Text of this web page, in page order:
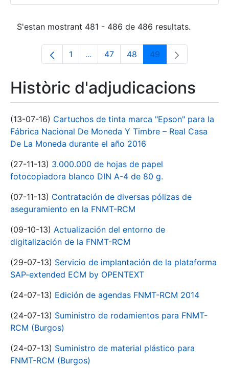
S'estan mostrant 481 - 486 de 486 resultats.
Pàgina
1 ...Pàgines intermèdies Utilitzeu TAB
Pàgina
47 Pàgina
48 Pàgina
49
Històric d'adjudicacions
(13-07-16) Cartuchos de tinta marca "Epson" para la
Fábrica Nacional De Moneda Y Timbre – Real Casa
De La Moneda durante el año 2016
(27-11-13) 3.000.000 de hojas de papel
fotocopiadora blanco DIN A-4 de 80 g.
(07-11-13) Contratación de diversas pólizas de
aseguramiento en la FNMT-RCM
(09-10-13) Actualización del entorno de
digitalización de la FNMT-RCM
(29-07-13) Servicio de implantación de la plataforma
SAP-extended ECM by OPENTEXT
(24-07-13) Edición de agendas FNMT-RCM 2014
(24-07-13) Suministro de rodamientos para FNMT-
RCM (Burgos)
(24-07-13) Suministro de material plástico para
FNMT-RCM (Burgos)